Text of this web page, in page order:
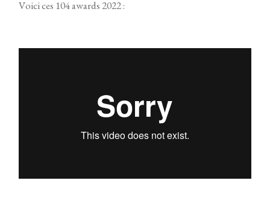
Voici ces 104 awards 2022 :